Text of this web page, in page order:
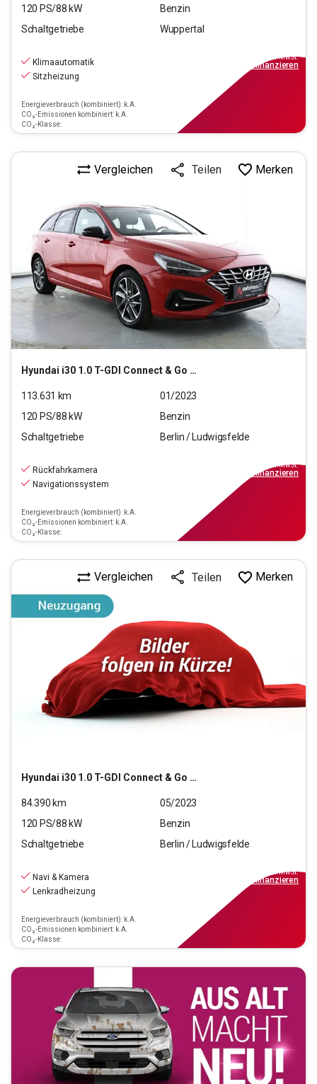
120 PS/88 kW
Benzin
Schaltgetriebe
Wuppertal
Klimaautomatik
Sitzheizung
Energieverbrauch (kombiniert): k.A.
CO₂-Emissionen kombiniert: k.A.
CO₂-Klasse:
inkl.MwSt.
finanzieren
Hyundai i30 1.0 T-GDI Connect & Go (EURO 6d)(OPF)
Vergleichen Teilen Merken
113.631 km
01/2023
120 PS/88 kW
Benzin
Schaltgetriebe
Berlin / Ludwigsfelde
Rückfahrkamera
Navigationssystem
Energieverbrauch (kombiniert): k.A.
CO₂-Emissionen kombiniert: k.A.
CO₂-Klasse:
inkl.MwSt.
finanzieren
Hyundai i30 1.0 T-GDI Connect & Go (EURO 6d)(OPF)
Vergleichen Teilen Merken
84.390 km
05/2023
120 PS/88 kW
Benzin
Schaltgetriebe
Berlin / Ludwigsfelde
Navi & Kamera
Lenkradheizung
Energieverbrauch (kombiniert): k.A.
CO₂-Emissionen kombiniert: k.A.
CO₂-Klasse:
inkl.MwSt.
finanzieren